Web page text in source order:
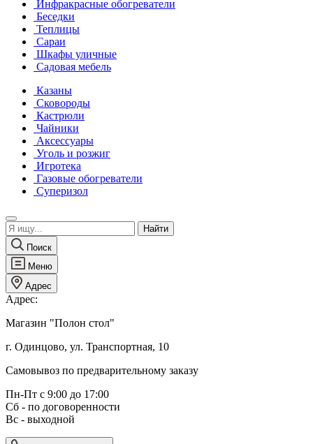
Инфракрасные обогреватели
Беседки
Теплицы
Сараи
Шкафы уличные
Садовая мебель
Казаны
Сковороды
Кастрюли
Чайники
Аксессуары
Уголь и розжиг
Игротека
Газовые обогреватели
Суперизол
Поиск
Меню
Адрес
Адрес:
Магазин "Полон стол"
г. Одинцово, ул. Транспортная, 10
Самовывоз по предварительному заказу
Пн-Пт с 9:00 до 17:00
Сб - по договоренности
Вс - выходной